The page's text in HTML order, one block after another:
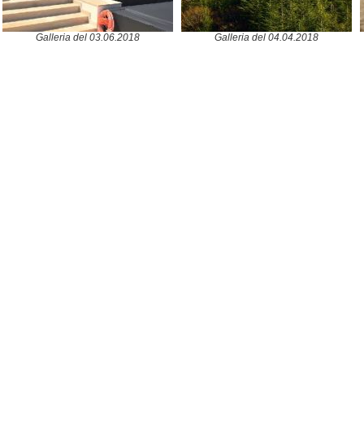
Galleria del 03.06.2018 Galleria del 04.04.2018